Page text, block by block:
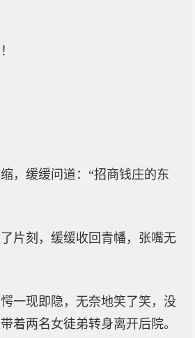
，缓缓问道：“招商钱庄的东
片刻，缓缓收回青幡，张嘴无
一现即隐，无奈地笑了笑，没
着两名女徒弟转身离开后院。